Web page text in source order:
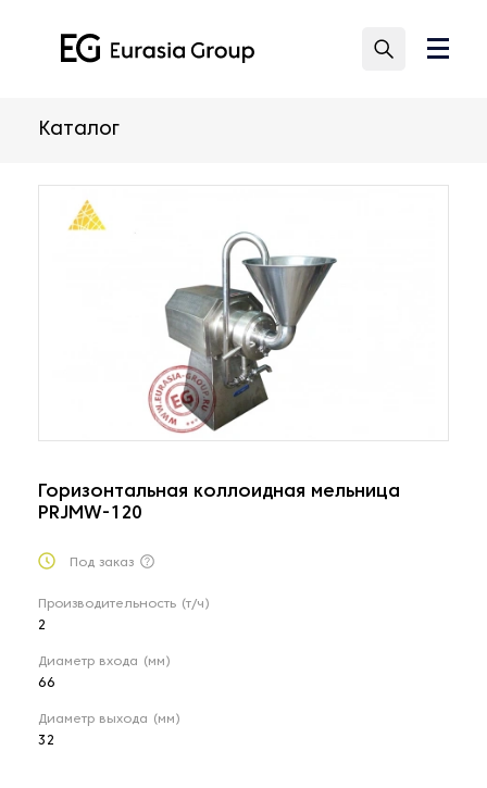
Каталог
Горизонтальная коллоидная мельница
PRJMW-120
Под заказ
Производительность (т/ч)
2
Диаметр входа (мм)
66
Диаметр выхода (мм)
32